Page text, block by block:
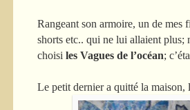
Rangeant son armoire, un de mes
shorts etc.. qui ne lui allaient plus;
choisi les Vagues de l’océan;
Le petit dernier a quitté la maison,